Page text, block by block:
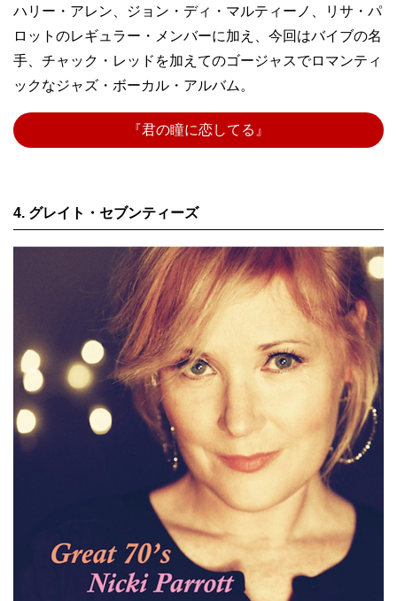
ハリー・アレン、ジョン・ディ・マルティーノ、リサ・パ
ロットのレギュラー・メンバーに加え、今回はバイブの名
手、チャック・レッドを加えてのゴージャスでロマンティ
ックなジャズ・ボーカル・アルバム。
『君の瞳に恋してる』
4. グレイト・セブンティーズ